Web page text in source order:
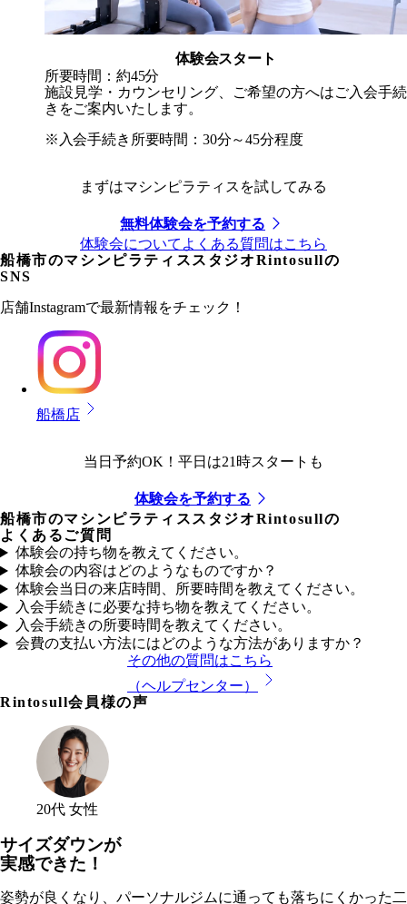
体験会スタート
所要時間：約45分
施設見学・カウンセリング、ご希望の方へはご入会手続
きをご案内いたします。
※入会手続き所要時間：30分～45分程度
まずはマシンピラティスを試してみる
無料体験会を予約する
体験会についてよくある質問はこちら
船橋市のマシンピラティススタジオRintosullの
SNS
店舗Instagramで最新情報をチェック！
船橋店
当日予約OK！平日は21時スタートも
体験会を予約する
船橋市のマシンピラティススタジオRintosullの
よくあるご質問
体験会の持ち物を教えてください。
体験会の内容はどのようなものですか？
体験会当日の来店時間、所要時間を教えてください。
入会手続きに必要な持ち物を教えてください。
入会手続きの所要時間を教えてください。
会費の支払い方法にはどのような方法がありますか？
その他の質問はこちら
（ヘルプセンター）
Rintosull会員様の声
20代 女性
サイズダウンが
実感できた！
姿勢が良くなり、パーソナルジムに通っても落ちにくかった二